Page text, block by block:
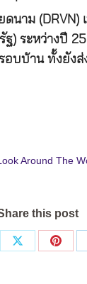
ดนาม
) ระหว่างปี
บบ้าน ทั้งยังส่
Around The
this post
Share
Share